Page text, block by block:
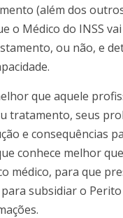
(além dos
o Médico do INSS
ou não, e
que aquele
tratamento, seus
e consequências
conhece melhor
médico, para que
subsidiar o Perito